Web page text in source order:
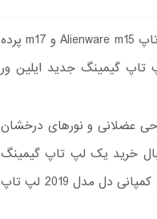
کمپانی دل با حضور در نمایشگاه کامپیوتکس از مدل 2019 لپ تاپ Alienware m15 و m17 پرده
و قیمت دو لپ تاپ گیمینگ جدید ایلین ور
که در بازار دیده‌ایم٬ همراه طراحی عضلانی و نورهای درخشان
به دنبال خرید یک لپ تاپ گیمینگ
هستید که ظاهر آن بیشتر به لپ تاپ‌های معمولی‌تر شبیه باشد٬ کمپانی دل مدل 2019 لپ تاپ